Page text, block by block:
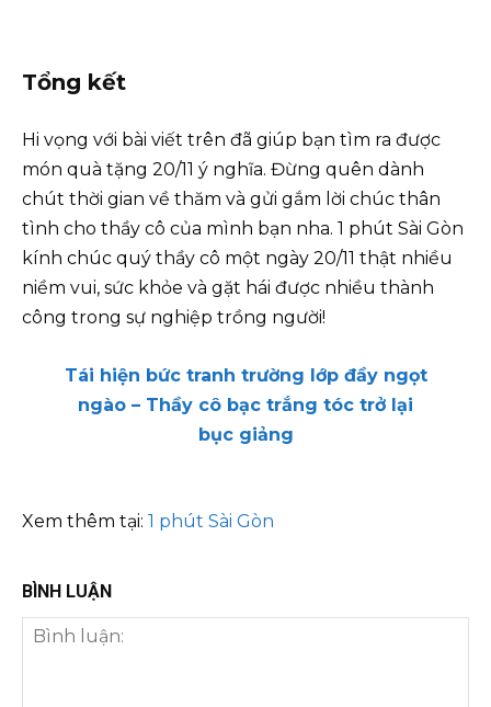
Tổng kết
Hi vọng với bài viết trên đã giúp bạn tìm ra được
món quà tặng 20/11 ý nghĩa. Đừng quên dành
chút thời gian về thăm và gửi gắm lời chúc thân
tình cho thầy cô của mình bạn nha. 1 phút Sài Gòn
kính chúc quý thầy cô một ngày 20/11 thật nhiều
niềm vui, sức khỏe và gặt hái được nhiều thành
công trong sự nghiệp trồng người!
Tái hiện bức tranh trường lớp đầy ngọt
ngào – Thầy cô bạc trắng tóc trở lại
bục giảng
Xem thêm tại: 1 phút Sài Gòn
BÌNH LUẬN